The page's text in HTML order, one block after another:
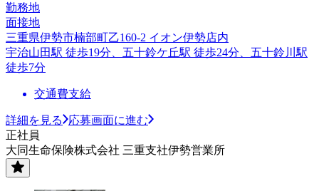
勤務地
面接地
三重県伊勢市楠部町乙160-2 イオン伊勢店内
宇治山田駅 徒歩19分、五十鈴ケ丘駅 徒歩24分、五十鈴川駅
徒歩7分
交通費支給
詳細を見る
応募画面に進む
正社員
大同生命保険株式会社 三重支社伊勢営業所